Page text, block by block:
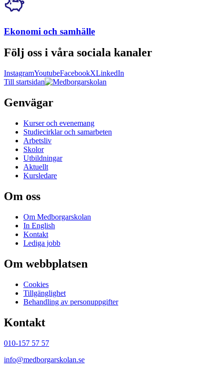
Ekonomi och samhälle
Följ oss i våra sociala kanaler
InstagramYoutubeFacebookXLinkedIn
Till startsidan
Genvägar
Kurser och evenemang
Studiecirklar och samarbeten
Arbetsliv
Skolor
Utbildningar
Aktuellt
Kursledare
Om oss
Om Medborgarskolan
In English
Kontakt
Lediga jobb
Om webbplatsen
Cookies
Tillgänglighet
Behandling av personuppgifter
Kontakt
010-157 57 57
info@medborgarskolan.se